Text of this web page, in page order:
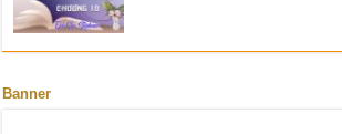
Banner